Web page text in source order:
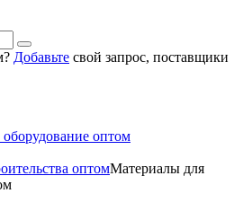
Добавьте свой запрос, поставщики
оптом
оптомМатериалы для